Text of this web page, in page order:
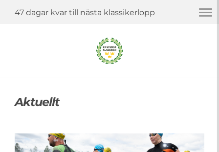
47 dagar kvar till nästa klassikerlopp
Aktuellt